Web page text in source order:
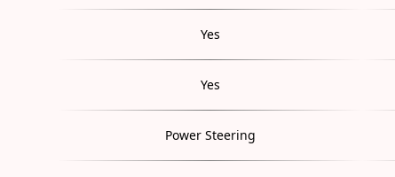
Yes
Yes
Power Steering